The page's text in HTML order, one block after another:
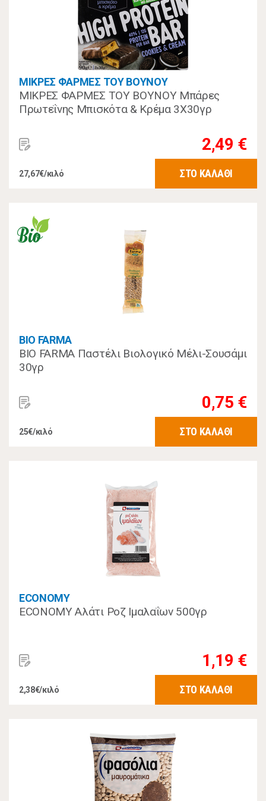
ΜΙΚΡΕΣ ΦΑΡΜΕΣ ΤΟΥ ΒΟΥΝΟΥ
ΜΙΚΡΕΣ ΦΑΡΜΕΣ ΤΟΥ ΒΟΥΝΟΥ Μπάρες
Πρωτεΐνης Μπισκότα & Κρέμα 3Χ30γρ
2,49 €
27,67€/κιλό ΣΤΟ ΚΑΛΑΘΙ
BIO FARMA
BIO FARMA Παστέλι Βιολογικό Μέλι-Σουσάμι
30γρ
0,75 €
25€/κιλό ΣΤΟ ΚΑΛΑΘΙ
ECONOMY
ECONOMY Αλάτι Ροζ Ιμαλαΐων 500γρ
1,19 €
2,38€/κιλό ΣΤΟ ΚΑΛΑΘΙ